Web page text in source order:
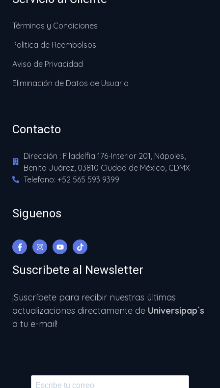
Términos y Condiciones
Politica de Reembolsos
Aviso de Privacidad
Eliminación de Datos de Usuario
Contacto
Dirección : Filadelfia 176-Interior 201, Nápoles,
Benito Juárez, 03810 Ciudad de México, CDMX
Telefono: +52 565 593 9399
Siguenos
Suscribete al Newsletter
¡Suscríbete para recibir nuestras últimas
actualizaciones directamente de Universipap´s
a tu e-mail!